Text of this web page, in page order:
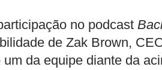
no podcast
de Zak Brown,
um da equipe diante da